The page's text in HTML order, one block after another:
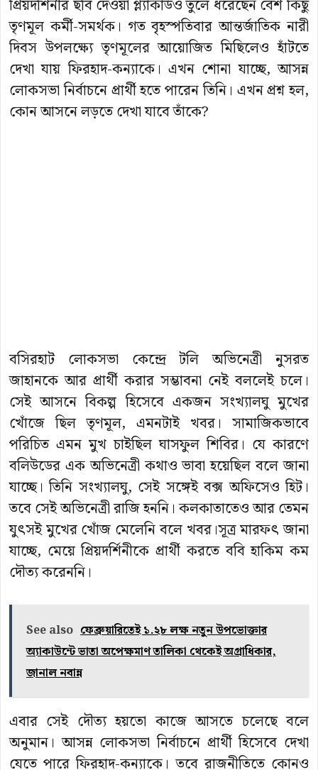
প্রিয়দর্শিনীর ছবি দেওয়া প্ল্যাকার্ডও তুলে ধরেছেন বেশ কিছু
তৃণমূল কর্মী-সমর্থক। গত বৃহস্পতিবার আন্তর্জাতিক নারী
দিবস উপলক্ষ্যে তৃণমূলের আয়োজিত মিছিলেও হাঁটতে
দেখা যায় ফিরহাদ-কন্যাকে। এখন শোনা যাচ্ছে, আসন্ন
লোকসভা নির্বাচনে প্রার্থী হতে পারেন তিনি। এখন প্রশ্ন হল,
কোন আসনে লড়তে দেখা যাবে তাঁকে?
বসিরহাট লোকসভা কেন্দ্রে টলি অভিনেত্রী নুসরত
জাহানকে আর প্রার্থী করার সম্ভাবনা নেই বললেই চলে।
সেই আসনে বিকল্প হিসেবে একজন সংখ্যালঘু মুখের
খোঁজে ছিল তৃণমূল, এমনটাই খবর। সামাজিকভাবে
পরিচিত এমন মুখ চাইছিল ঘাসফুল শিবির। যে কারণে
বলিউডের এক অভিনেত্রী কথাও ভাবা হয়েছিল বলে জানা
যাচ্ছে। তিনি সংখ্যালঘু, সেই সঙ্গেই বক্স অফিসেও হিট।
তবে সেই অভিনেত্রী রাজি হননি। কলকাতাতেও আর তেমন
যুত্‍সই মুখের খোঁজ মেলেনি বলে খবর।সূত্র মারফত্‍ জানা
যাচ্ছে, মেয়ে প্রিয়দর্শিনীকে প্রার্থী করতে ববি হাকিম কম
দৌত্য করেননি।
See also ফেব্রুয়ারিতেই ১.২৮ লক্ষ নতুন উপভোক্তার
অ্যাকাউন্টে ভাতা অপেক্ষমাণ তালিকা থেকেই অগ্রাধিকার,
জানাল নবান্ন
এবার সেই দৌত্য হয়তো কাজে আসতে চলেছে বলে
অনুমান। আসন্ন লোকসভা নির্বাচনে প্রার্থী হিসেবে দেখা
যেতে পারে ফিরহাদ-কন্যাকে। তবে রাজনীতিতে কোনও